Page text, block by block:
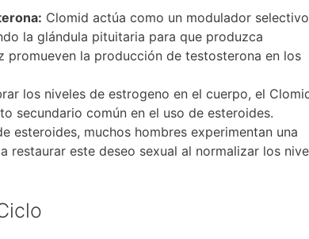
Clomid actúa como un modulador selectivo
la glándula pituitaria para que produzca
promueven la producción de testosterona en los
los niveles de estrogeno en el cuerpo, el
secundario común en el uso de esteroides.
esteroides, muchos hombres experimentan una
restaurar este deseo sexual al normalizar los